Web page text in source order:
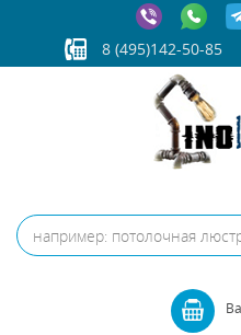
8 (495)142-50-85